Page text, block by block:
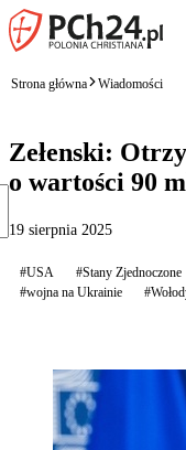
Strona główna Wiadomości
Zełenski:
o wartości 90
19 sierpnia 2025
#USA #Stany Zjednoczone
#wojna na Ukrainie